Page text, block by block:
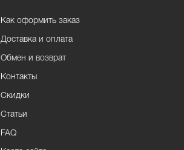
Как оформить заказ
Доставка и оплата
Обмен и возврат
Контакты
Скидки
Статьи
FAQ